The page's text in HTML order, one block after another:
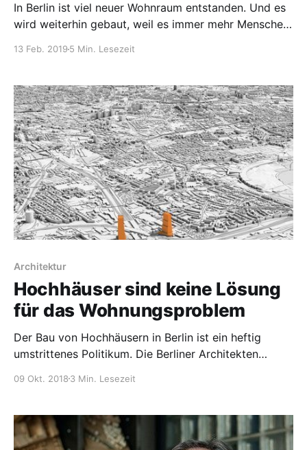
In Berlin ist viel neuer Wohnraum entstanden. Und es
wird weiterhin gebaut, weil es immer mehr Menschen
13 Feb. 2019 5 Min. Lesezeit
Architektur
Hochhäuser sind keine Lösung
für das Wohnungsproblem
Der Bau von Hochhäusern in Berlin ist ein heftig
umstrittenes Politikum. Die Berliner Architekten
entlang des S-Bahn-Rings für eine Bebauung mit
09 Okt. 2018 3 Min. Lesezeit